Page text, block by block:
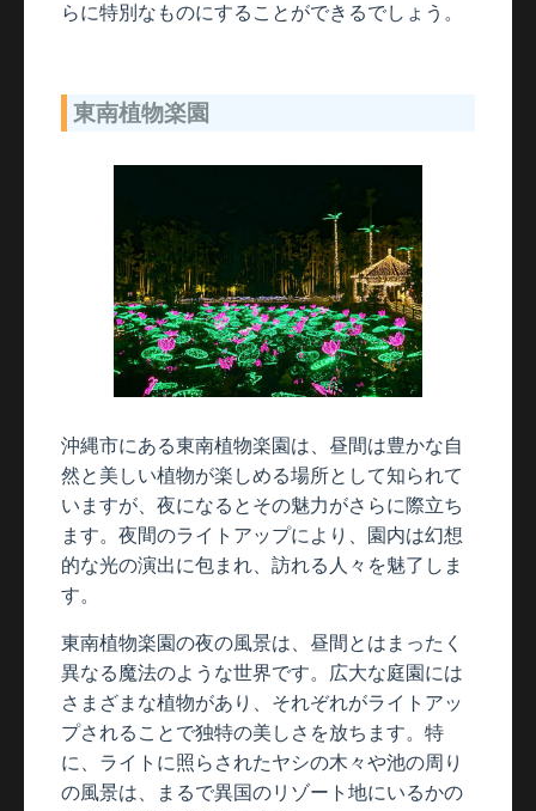
らに特別なものにすることができるでしょう。
東南植物楽園
沖縄市にある東南植物楽園は、昼間は豊かな自
然と美しい植物が楽しめる場所として知られて
いますが、夜になるとその魅力がさらに際立ち
ます。夜間のライトアップにより、園内は幻想
的な光の演出に包まれ、訪れる人々を魅了しま
す。
東南植物楽園の夜の風景は、昼間とはまったく
異なる魔法のような世界です。広大な庭園には
さまざまな植物があり、それぞれがライトアッ
プされることで独特の美しさを放ちます。特
に、ライトに照らされたヤシの木々や池の周り
の風景は、まるで異国のリゾート地にいるかの